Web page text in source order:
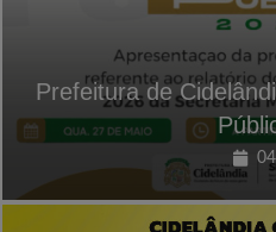
Prefeitura de